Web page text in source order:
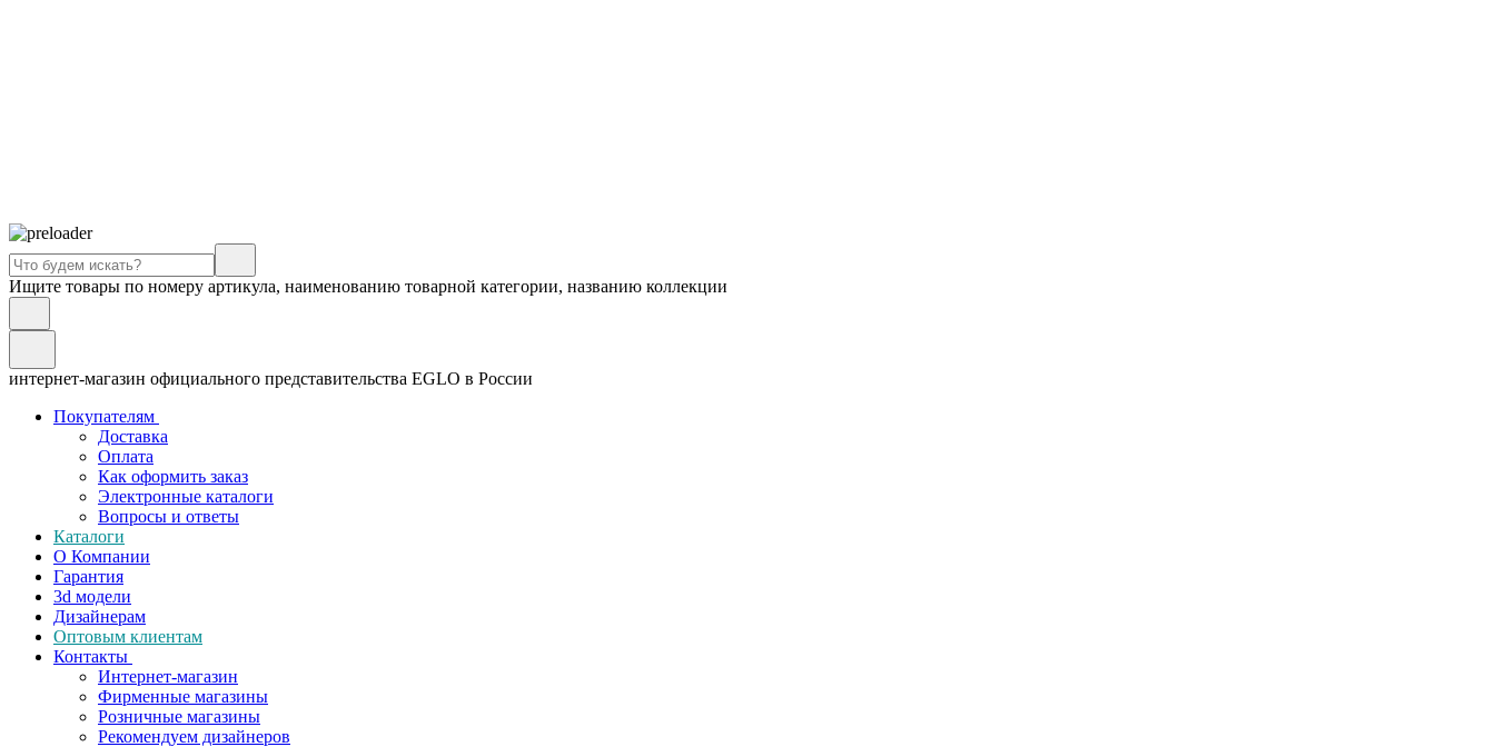
Ищите товары по номеру артикула, наименованию товарной категории, названию коллекции
интернет-магазин официального представительства EGLO в России
Покупателям
Доставка
Оплата
Как оформить заказ
Электронные каталоги
Вопросы и ответы
Каталоги
О Компании
Гарантия
3d модели
Дизайнерам
Оптовым клиентам
Контакты
Интернет-магазин
Фирменные магазины
Розничные магазины
Рекомендуем дизайнеров